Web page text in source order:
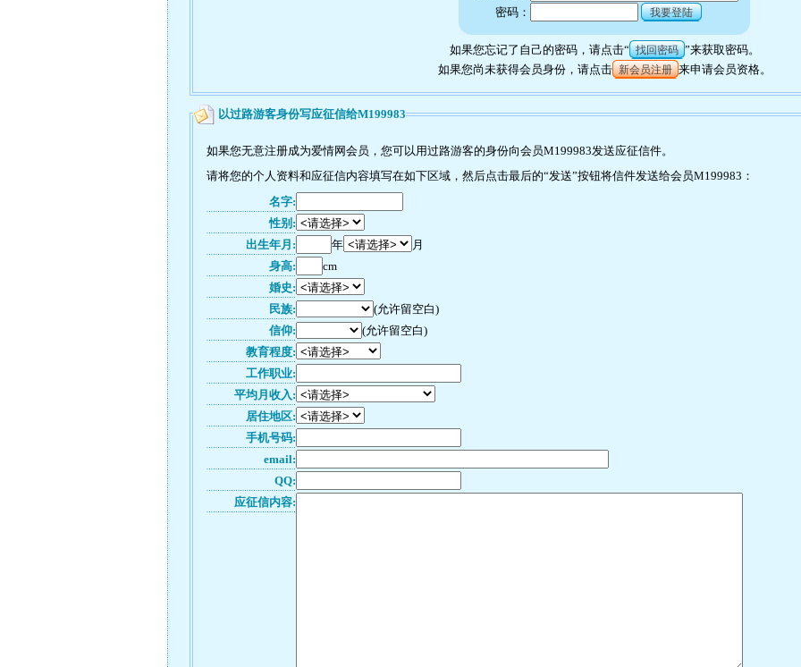
密码：
我要登陆
如果您忘记了自己的密码，请点击“ 找回密码 ”来获取密码。
如果您尚未获得会员身份，请点击 新会员注册 来申请会员资格。
以过路游客身份写应征信给M199983
如果您无意注册成为爱情网会员，您可以用过路游客的身份向会员M199983发送应征信件。
请将您的个人资料和应征信内容填写在如下区域，然后点击最后的“发送”按钮将信件发送给会员M199983：
名字:
性别:
出生年月:
年
月
身高:
cm
婚史:
民族:
(允许留空白)
信仰:
(允许留空白)
教育程度:
工作职业:
平均月收入:
居住地区:
手机号码:
email:
QQ:
应征信内容: